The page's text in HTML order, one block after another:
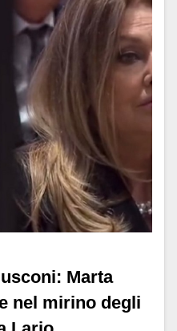
Marta
nel mirino degli